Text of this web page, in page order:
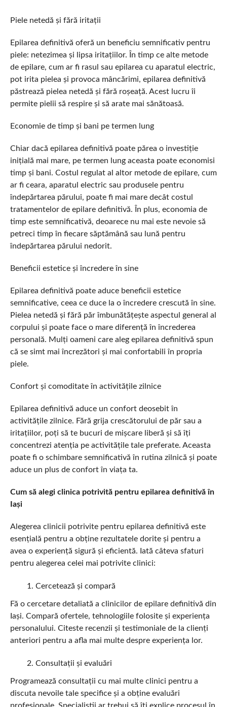
Piele netedă și fără iritații
Epilarea definitivă oferă un beneficiu semnificativ pentru
piele: netezimea și lipsa iritațiilor. În timp ce alte metode
de epilare, cum ar fi rasul sau epilarea cu aparatul electric,
pot irita pielea și provoca mâncărimi, epilarea definitivă
păstrează pielea netedă și fără roșeață. Acest lucru îi
permite pielii să respire și să arate mai sănătoasă.
Economie de timp și bani pe termen lung
Chiar dacă epilarea definitivă poate părea o investiție
inițială mai mare, pe termen lung aceasta poate economisi
timp și bani. Costul regulat al altor metode de epilare, cum
ar fi ceara, aparatul electric sau produsele pentru
îndepărtarea părului, poate fi mai mare decât costul
tratamentelor de epilare definitivă. În plus, economia de
timp este semnificativă, deoarece nu mai este nevoie să
petreci timp în fiecare săptămână sau lună pentru
îndepărtarea părului nedorit.
Beneficii estetice și încredere în sine
Epilarea definitivă poate aduce beneficii estetice
semnificative, ceea ce duce la o încredere crescută în sine.
Pielea netedă și fără păr îmbunătățește aspectul general al
corpului și poate face o mare diferență în încrederea
personală. Mulți oameni care aleg epilarea definitivă spun
că se simt mai încrezători și mai confortabili în propria
piele.
Confort și comoditate în activitățile zilnice
Epilarea definitivă aduce un confort deosebit în
activitățile zilnice. Fără grija crescătorului de păr sau a
iritațiilor, poți să te bucuri de mișcare liberă și să îți
concentrezi atenția pe activitățile tale preferate. Aceasta
poate fi o schimbare semnificativă în rutina zilnică și poate
aduce un plus de confort în viața ta.
Cum să alegi clinica potrivită pentru epilarea definitivă în
Iași
Alegerea clinicii potrivite pentru epilarea definitivă este
esențială pentru a obține rezultatele dorite și pentru a
avea o experiență sigură și eficientă. Iată câteva sfaturi
pentru alegerea celei mai potrivite clinici:
Cercetează și compară
Fă o cercetare detaliată a clinicilor de epilare definitivă din
Iași. Compară ofertele, tehnologiile folosite și experiența
personalului. Citeste recenzii și testimoniale de la clienți
anteriori pentru a afla mai multe despre experiența lor.
Consultații și evaluări
Programează consultații cu mai multe clinici pentru a
discuta nevoile tale specifice și a obține evaluări